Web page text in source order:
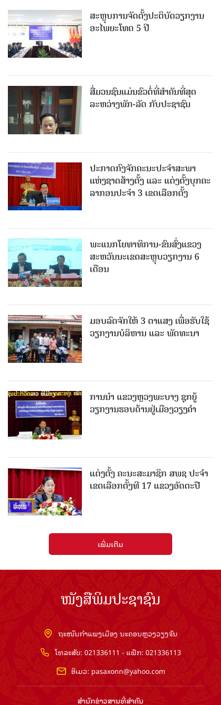
ສະຫຼຸບການຈັດຕັ້ງປະຕິບັດວຽກງານ
ອະໄພຍະໂທດ 5 ປີ
ສື່ມວນຊົນແມ່ນຂົວຕໍ່ທີ່ສໍາຄັນທີ່ສຸດ
ລະຫວ່າງພັກ-ລັດ ກັບປະຊາຊົນ
ປະກາດກົງຈັກຄະນະປະຈໍາສະພາ
ແຫ່ງຊາດສ້າງຕັ້ງ ແລະ ແຕ່ງຕັ້ງບຸກຄະ
ລາກອນປະຈໍາ 3 ເຂດເລືອກຕັ້ງ
ພະແນກໂຍທາທິການ-ຂົນສົ່ງແຂວງ
ສະຫວັນນະເຂດສະຫຼຸບວຽກງານ 6
ເດືອນ
ມອບລົດຈັກໃຫ້ 3 ຕາແສງ ເພື່ອຮັບໃຊ້
ວຽກງານບໍລິຫານ ແລະ ພັດທະນາ
ການນຳ ແຂວງຫຼວງພະບາງ ຊຸກຍູ້
ວຽກງານຮອບດ້ານຢູ່ເມືອງວຽງຄໍາ
ແຕ່ງຕັ້ງ ຄະນະສະມາຊິກ ສພຊ ປະຈຳ
ເຂດເລືອກຕັ້ງທີ 17 ແຂວງອັດຕະປື
ເພີ່ມເຕີມ
ໜັງສືພິມປະຊາຊົນ
ຖະໜົນກຳແພງເມືອງ ນະຄອນຫຼວງວຽງຈັນ
ໂທລະສັບ: 021336111 - ແຟັກ: 021336113
ອີເມວ: pasaxonn@yahoo.com
ສຳ​ນັກ​ຂ່າວ​ສານ​ທີ່​ສຳ​ຄັນ​